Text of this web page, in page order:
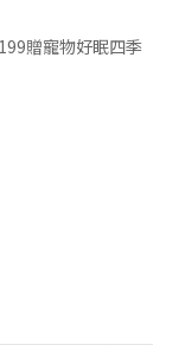
贈寵物好眠四季